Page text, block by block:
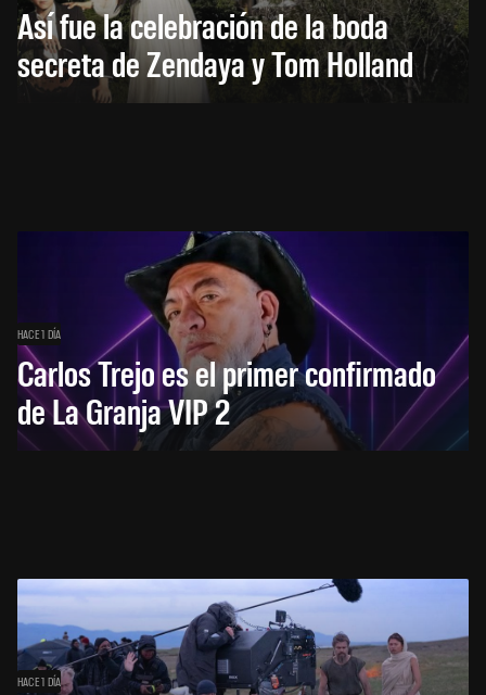
Así fue la celebración de la boda
secreta de Zendaya y Tom Holland
HACE 1 DÍA
Carlos Trejo es el primer confirmado
de La Granja VIP 2
HACE 1 DÍA